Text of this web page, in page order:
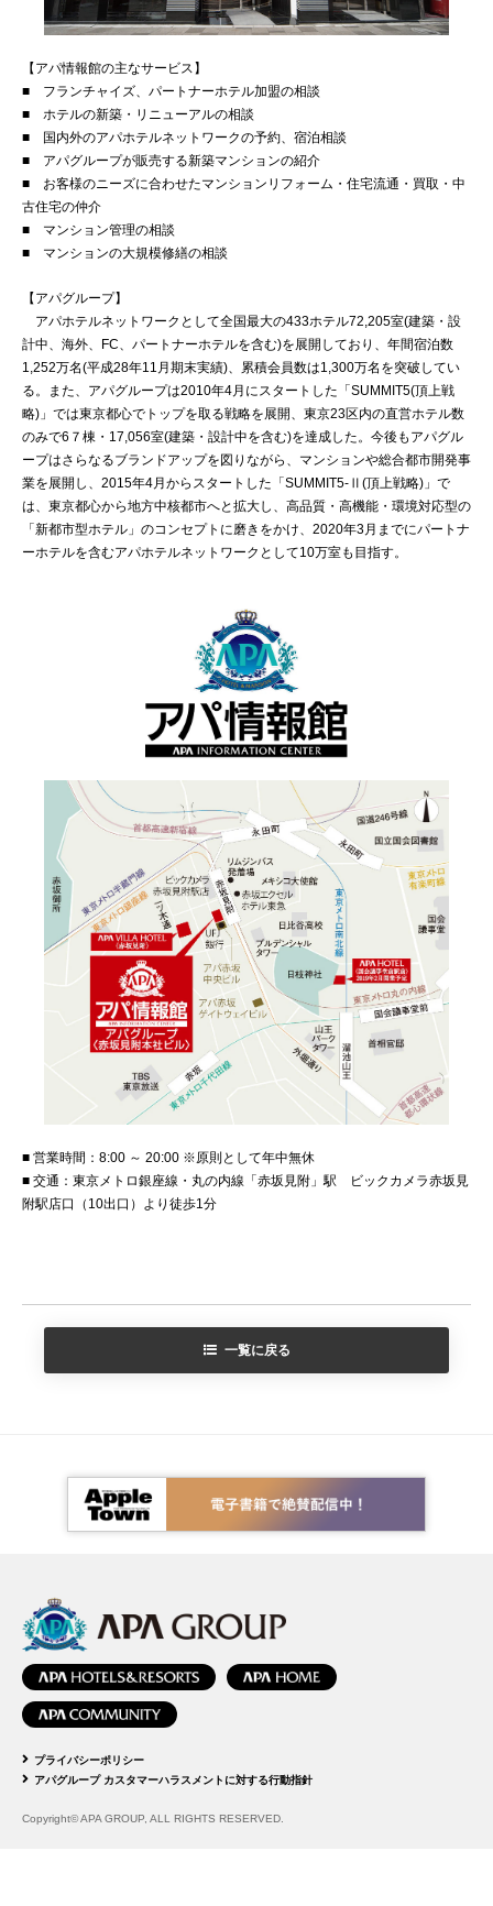
【アパ情報館の主なサービス】
■ フランチャイズ、パートナーホテル加盟の相談
■ ホテルの新築・リニューアルの相談
■ 国内外のアパホテルネットワークの予約、宿泊相談
■ アパグループが販売する新築マンションの紹介
■ お客様のニーズに合わせたマンションリフォーム・住宅流通・買取・中
古住宅の仲介
■ マンション管理の相談
■ マンションの大規模修繕の相談
【アパグループ】
アパホテルネットワークとして全国最大の433ホテル72,205室(建築・設
計中、海外、FC、パートナーホテルを含む)を展開しており、年間宿泊数
1,252万名(平成28年11月期末実績)、累積会員数は1,300万名を突破してい
る。また、アパグループは2010年4月にスタートした「SUMMIT5(頂上戦
略)」では東京都心でトップを取る戦略を展開、東京23区内の直営ホテル数
のみで6７棟・17,056室(建築・設計中を含む)を達成した。今後もアパグル
ープはさらなるブランドアップを図りながら、マンションや総合都市開発事
業を展開し、2015年4月からスタートした「SUMMIT5-Ⅱ(頂上戦略)」で
は、東京都心から地方中核都市へと拡大し、高品質・高機能・環境対応型の
「新都市型ホテル」のコンセプトに磨きをかけ、2020年3月までにパートナ
ーホテルを含むアパホテルネットワークとして10万室も目指す。
■ 営業時間：8:00 ～ 20:00 ※原則として年中無休
■ 交通：東京メトロ銀座線・丸の内線「赤坂見附」駅 ビックカメラ赤坂見
附駅店口（10出口）より徒歩1分
一覧に戻る
プライバシーポリシー
アパグループ カスタマーハラスメントに対する行動指針
Copyright© APA GROUP, ALL RIGHTS RESERVED.